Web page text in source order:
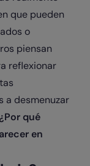
que pueden
o
piensan
reflexionar
a desmenuzar
qué
en